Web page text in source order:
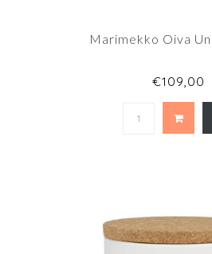
Marimekko Oiva
€109,00